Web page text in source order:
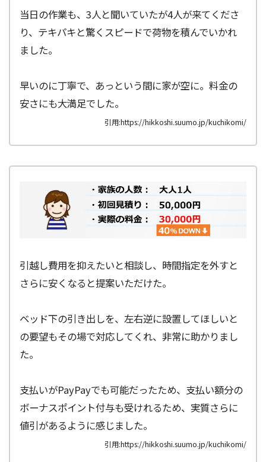
当日の作業も、3人と聞いていたが4人が来てくださ
り、テキパキと驚くスピードで荷物を積んでいかれ
ました。
早いのに丁寧で、あっという間に家が空に。料金の
安さにも大満足でした。
引用:https://hikkoshi.suumo.jp/kuchikomi/
引越し費用を抑えたいと相談し、時間指定を外すと
さらに安くなると提案いただけた。
ベッド下の引き出しを、左右逆に設置してほしいと
の要望もその場で対応してくれ、非常に助かりまし
た。
支払いがPayPayでも可能だったため、支払い額分の
ボーナスポイント付与も受けれるため、実質さらに
値引があるように感じました。
引用:https://hikkoshi.suumo.jp/kuchikomi/